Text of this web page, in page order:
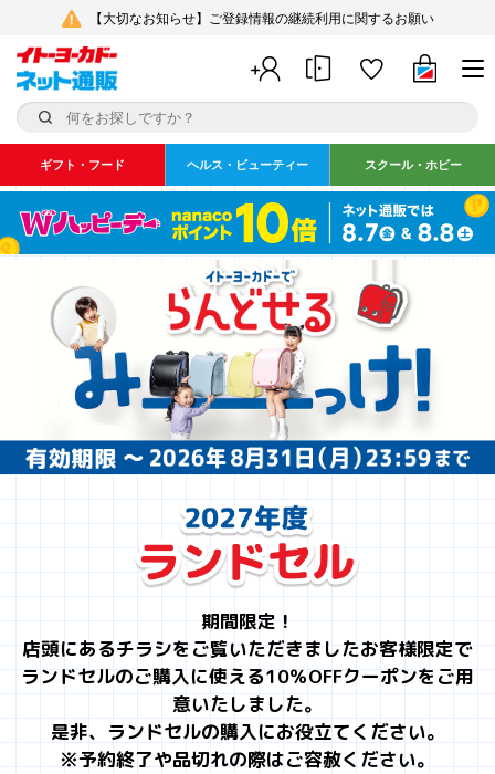
【大切なお知らせ】ご登録情報の継続利用に関するお願い
ギフト・フード ヘルス・ビューティー スクール・ホビー
期間限定！
店頭にあるチラシをご覧いただきましたお客様限定で
ランドセルのご購入に使える10％OFFクーポンをご用
意いたしました。
是非、ランドセルの購入にお役立てください。
※予約終了や品切れの際はご容赦ください。